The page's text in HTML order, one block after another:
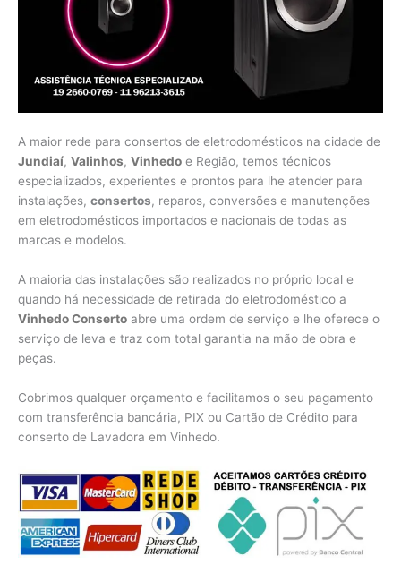
A maior rede para consertos de eletrodomésticos na cidade de
Jundiaí, Valinhos, Vinhedo e Região, temos técnicos
especializados, experientes e prontos para lhe atender para
instalações, consertos, reparos, conversões e manutenções
em eletrodomésticos importados e nacionais de todas as
marcas e modelos.
A maioria das instalações são realizados no próprio local e
quando há necessidade de retirada do eletrodoméstico a
Vinhedo Conserto abre uma ordem de serviço e lhe oferece o
serviço de leva e traz com total garantia na mão de obra e
peças.
Cobrimos qualquer orçamento e facilitamos o seu pagamento
com transferência bancária, PIX ou Cartão de Crédito para
conserto de Lavadora em Vinhedo.